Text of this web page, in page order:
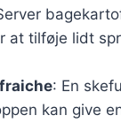
at tilføje lidt
: En
kan give